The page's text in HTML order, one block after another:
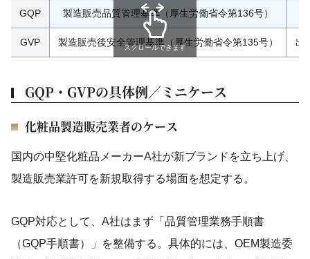
GQP 製造販売品質管理基準（厚生労働省令第136号）
GVP 製造販売後安全管理基準（厚生労働省令第135号） 出
スクロールできます
GQP・GVPの具体例／ミニケース
化粧品製造販売業者のケース
国内の中堅化粧品メーカーA社が新ブランドを立ち上げ、
製造販売業許可を新規取得する場面を想定する。
GQP対応として、A社はまず「品質管理業務手順書
（GQP手順書）」を整備する。具体的には、OEM製造委